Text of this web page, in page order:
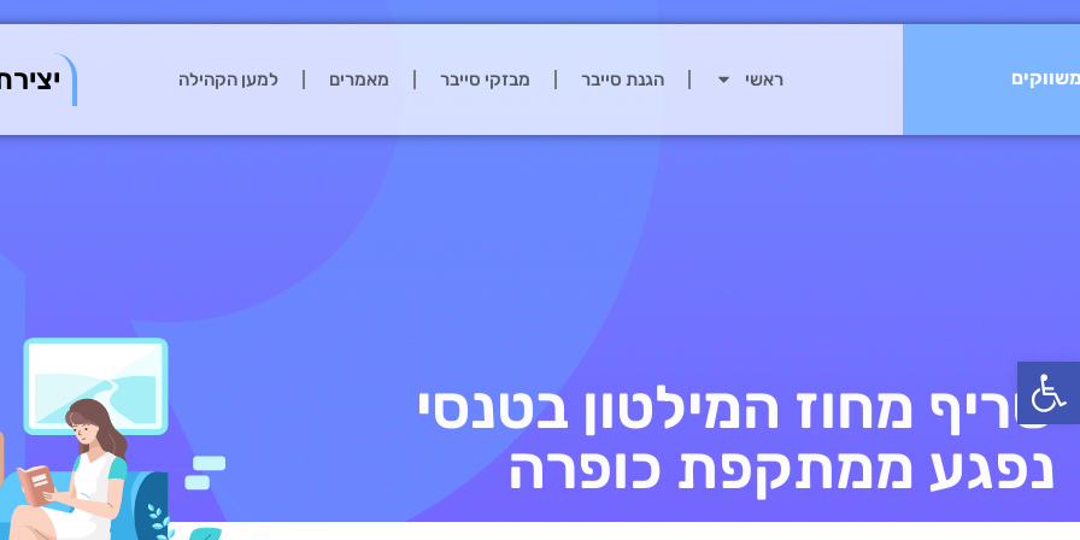
פתח סרגל נגישות
ראשי הגנת סייבר מבזקי סייבר מאמרים למען הקהילה
שריף מחוז המילטון בטנסי
נפגע ממתקפת כופרה